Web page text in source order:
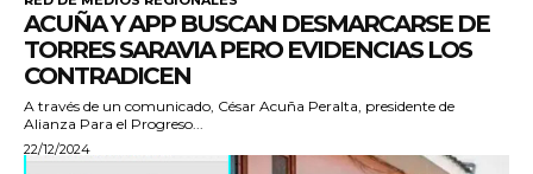
ACUÑA Y APP BUSCAN DESMARCARSE DE
TORRES SARAVIA PERO EVIDENCIAS LOS
CONTRADICEN
A través de un comunicado, César Acuña Peralta, presidente de
Alianza Para el Progreso...
22/12/2024